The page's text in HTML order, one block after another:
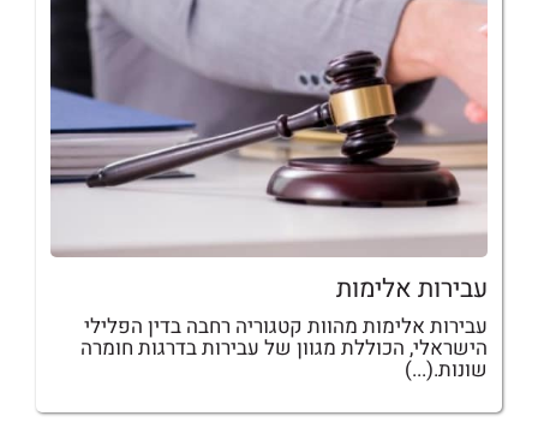
עבירות אלימות
עבירות אלימות מהוות קטגוריה רחבה בדין הפלילי
הישראלי, הכוללת מגוון של עבירות בדרגות חומרה
שונות.(...)